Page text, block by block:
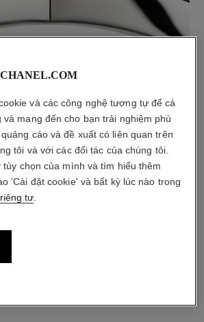
và các công nghệ tương tự để cá
và mang đến cho bạn trải nghiệm phù
cáo và đề xuất có liên quan trên
tôi và với các đối tác của chúng tôi.
tùy chọn của mình và tìm hiểu thêm
'Cài đặt cookie' và bất kỳ lúc nào trong
tư